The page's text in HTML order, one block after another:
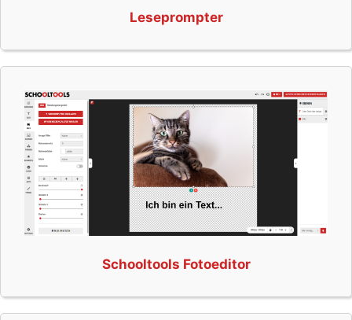
Leseprompter
Schooltools Fotoeditor